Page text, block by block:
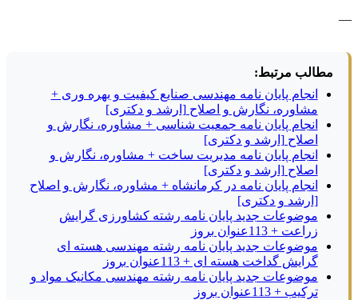
—
مطالب مرتبط:
انجام پایان نامه مهندسی صنایع کیفیت و بهره وری +
مشاوره، نگارش و اصلاح [ارشد و دکتری]
انجام پایان نامه جمعیت شناسی + مشاوره، نگارش و
اصلاح [ارشد و دکتری]
انجام پایان نامه مدیریت ساخت + مشاوره، نگارش و
اصلاح [ارشد و دکتری]
انجام پایان نامه در کرمانشاه + مشاوره، نگارش و اصلاح
[ارشد و دکتری]
موضوعات جدید پایان نامه رشته کشاورزی گرایش
زراعت + 113عنوان بروز
موضوعات جدید پایان نامه رشته مهندسی هسته ای
گرایش گداخت هسته ای + 113عنوان بروز
موضوعات جدید پایان نامه رشته مهندسی مکانیک مواد و
ترکیب + 113عنوان بروز